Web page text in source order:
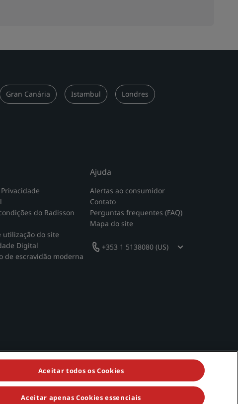
Gran Canária Istambul Londres
do Radisson
utilização do site
Digital
de escravidão moderna
Ajuda
Alertas ao consumidor
Contato
Perguntas frequentes (FAQ)
Mapa do site
+353 1 5138080 (US)
Aceitar todos os Cookies
Aceitar apenas Cookies essenciais